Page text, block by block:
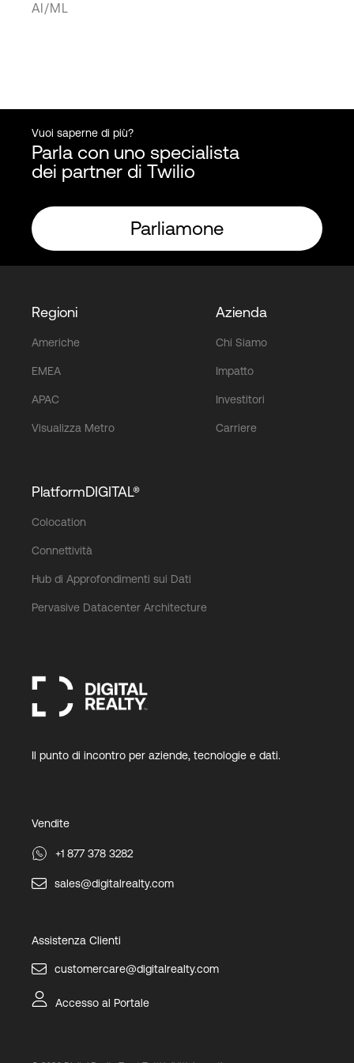
AI/ML
Vuoi saperne di più?
Parla con uno specialista
dei partner di Twilio
Parliamone
Regioni
Americhe
EMEA
APAC
Visualizza Metro
Azienda
Chi Siamo
Impatto
Investitori
Carriere
PlatformDIGITAL®
Colocation
Connettività
Hub di Approfondimenti sui Dati
Pervasive Datacenter Architecture
Il punto di incontro per aziende, tecnologie e dati.
Vendite
+1 877 378 3282
sales@digitalrealty.com
Assistenza Clienti
customercare@digitalrealty.com
Accesso al Portale